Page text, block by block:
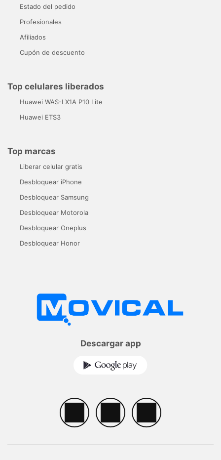
Estado del pedido
Profesionales
Afiliados
Cupón de descuento
Top celulares liberados
Huawei WAS-LX1A P10 Lite
Huawei ETS3
Top marcas
Liberar celular gratis
Desbloquear iPhone
Desbloquear Samsung
Desbloquear Motorola
Desbloquear Oneplus
Desbloquear Honor
Descargar app